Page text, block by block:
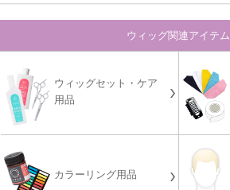
ウィッグ関連アイテム
ウィッグセット・ケア
用品
カラーリング用品